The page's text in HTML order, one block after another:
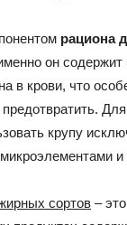
рациона
он
в крови, что
крупу
микроэлементами
сортов –